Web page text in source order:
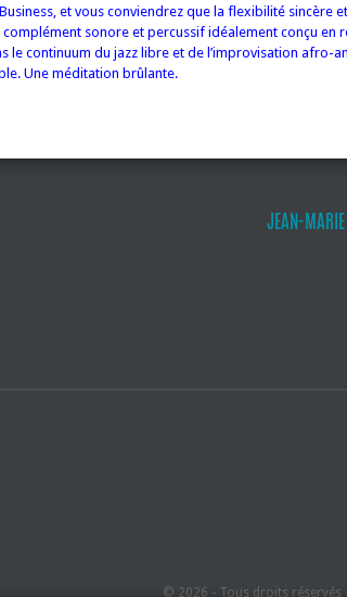
et vous conviendrez que la flexibilité sincère
sonore et percussif idéalement conçu en
le continuum du jazz libre et de l’improvisation afro-
Une méditation brûlante.
JEAN-
© 2026 - Tous droits réservés